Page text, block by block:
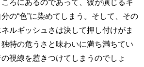
ろにあるのであって、彼が演じるキ
の“色”に染めてしまう。そして、その
ルギッシュさは決して押し付けがま
特の危うさと味わいに満ち満ちてい
視線を惹きつけてしまうのでしょ